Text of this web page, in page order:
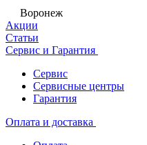
Воронеж
Акции
Статьи
Сервис и Гарантия
Сервис
Сервисные центры
Гарантия
Оплата и доставка